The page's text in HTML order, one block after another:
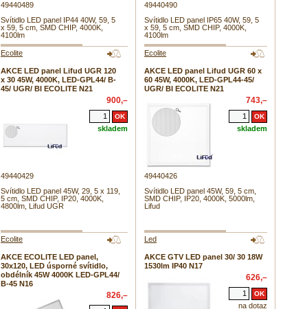
49440489
Svítidlo LED panel IP44 40W, 59, 5
x 59, 5 cm, SMD CHIP, 4000K,
4100lm
49440490
Svítidlo LED panel IP65 40W, 59, 5
x 59, 5 cm, SMD CHIP, 4000K,
4100lm
Ecolite
AKCE LED panel Lifud UGR 120
x 30 45W, 4000K, LED-GPL44/ B-
45/ UGR/ BI ECOLITE N21
900,–
skladem
49440429
Svítidlo LED panel 45W, 29, 5 x 119,
5 cm, SMD CHIP, IP20, 4000K,
4800lm, Lifud UGR
Ecolite
AKCE LED panel Lifud UGR 60 x
60 45W, 4000K, LED-GPL44-45/
UGR/ BI ECOLITE N21
743,–
skladem
49440426
Svítidlo LED panel 45W, 59, 5 cm,
SMD CHIP, IP20, 4000K, 5000lm,
Lifud
Ecolite
AKCE ECOLITE LED panel,
30x120, LED úsporné svítidlo,
obdélník 45W 4000K LED-GPL44/
B-45 N16
826,–
Led
AKCE GTV LED panel 30/ 30 18W
1530lm IP40 N17
626,–
na dotaz